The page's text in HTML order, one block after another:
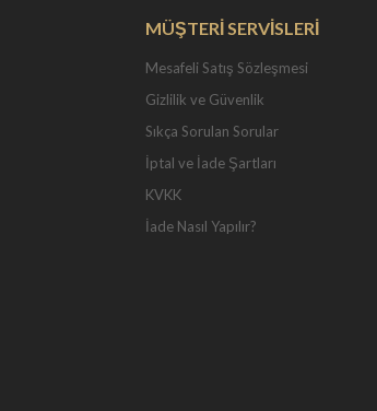
MÜŞTERİ SERVİSLERİ
Mesafeli Satış Sözleşmesi
Gizlilik ve Güvenlik
Sıkça Sorulan Sorular
İptal ve İade Şartları
KVKK
İade Nasıl Yapılır?